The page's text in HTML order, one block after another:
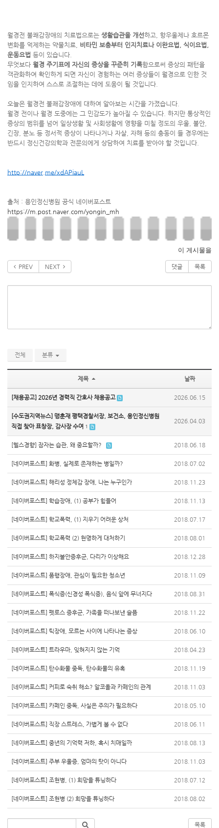
월경전 불쾌감장애의 치료법으로는 생활습관을 개선하고, 항우울제나 호르몬
변화를 억제하는 약물치료, 비타민 보충부터 인지치료나 이완요법 , 식이요법 ,
운동요법 등이 있습니다.
무엇보다 월경 주기표에 자신의 증상을 꾸준히 기록함으로써 증상의 패턴을
객관화하여 확인하게 되면 자신이 경험하는 여러 증상들이 월경으로 인한 것
임을 인지하여 스스로 조절하는 데에 도움이 될 것입니다.
오늘은 월경전 불쾌감장애에 대하여 알아보는 시간을 가졌습니다.
월경 전이나 월경 도중에는 그 민감도가 높아질 수 있습니다. 하지만 통상적인
증상의 범위를 넘어 일상생활 및 사회생활에 영향을 미칠 정도의 우울, 불안,
긴장, 분노 등 정서적 증상이 나타나거나 자살, 자해 등의 충동이 들 경우에는
반드시 정신건강의학과 전문의에게 상담하여 치료를 받아야 할 것입니다.
http://naver.me/xdAPiauL
출처 : 용인정신병원 공식 네이버포스트
https://m.post.naver.com/yongin_mh
이 게시물을
PREV NEXT 댓글 목록
전체 분류
제목 날짜
[채용공고] 2026년 경력직 간호사 채용공고 2026.06.15
[수도권지역뉴스] 맹훈재 평택경찰서장, 보건소, 용인정신병원
직접 찾아 표창장, 감사장 수여 1
2026.04.03
[헬스경향] 잠자는 습관, 왜 중요할까? 2018.06.18
[네이버포스트] 화병, 실제로 존재하는 병일까? 2018.07.02
[네이버포스트] 해리성 정체감 장애, 나는 누구인가 2018.11.23
[네이버포스트] 학습장애, (1) 공부가 힘들어 2018.11.13
[네이버포스트] 학교폭력, (1) 지우기 어려운 상처 2018.07.17
[네이버포스트] 학교폭력 (2) 현명하게 대처하기 2018.08.01
[네이버포스트] 하지불안증후군, 다리가 이상해요 2018.12.28
[네이버포스트] 품행장애, 관심이 필요한 청소년 2018.11.09
[네이버포스트] 폭식증(신경성 폭식증), 음식 앞에 무너지다 2018.08.31
[네이버포스트] 펫로스 증후군, 가족을 떠나보낸 슬픔 2018.11.22
[네이버포스트] 틱장애, 모르는 사이에 나타나는 증상 2018.06.10
[네이버포스트] 트라우마, 잊혀지지 않는 기억 2018.04.23
[네이버포스트] 탄수화물 중독, 탄수화물의 유혹 2018.11.19
[네이버포스트] 커피로 숙취 해소? 알코올과 카페인의 관계 2018.11.03
[네이버포스트] 카페인 중독, 사실은 주의가 필요하다 2018.05.10
[네이버포스트] 직장 스트레스, 가볍게 볼 수 없다 2018.06.11
[네이버포스트] 중년의 기억력 저하, 혹시 치매일까 2018.08.13
[네이버포스트] 주부 우울증, 엄마의 탓이 아니다 2018.11.03
[네이버포스트] 조현병, (1) 희망을 튜닝하다 2018.07.12
[네이버포스트] 조현병 (2) 희망을 튜닝하다 2018.08.02
목록